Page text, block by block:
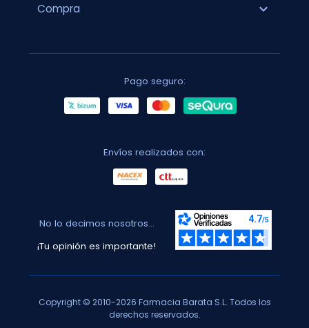
Compra expand_more
Pago seguro:
Envíos realizados con:
No lo decimos nosotros...
¡Tu opinión es importante!
Copyright © 2010-2026 Farmacia Barata S.L. Todos los
derechos reservados.